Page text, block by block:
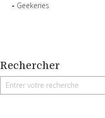
Geekeries
Rechercher